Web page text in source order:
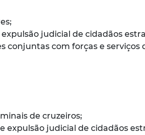
judicial de cidadãos
conjuntas com forças e serviços
de cruzeiros;
judicial de cidadãos